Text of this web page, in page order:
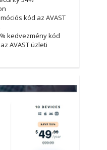
kód az AVAST
kedvezmény kód
AVAST üzleti